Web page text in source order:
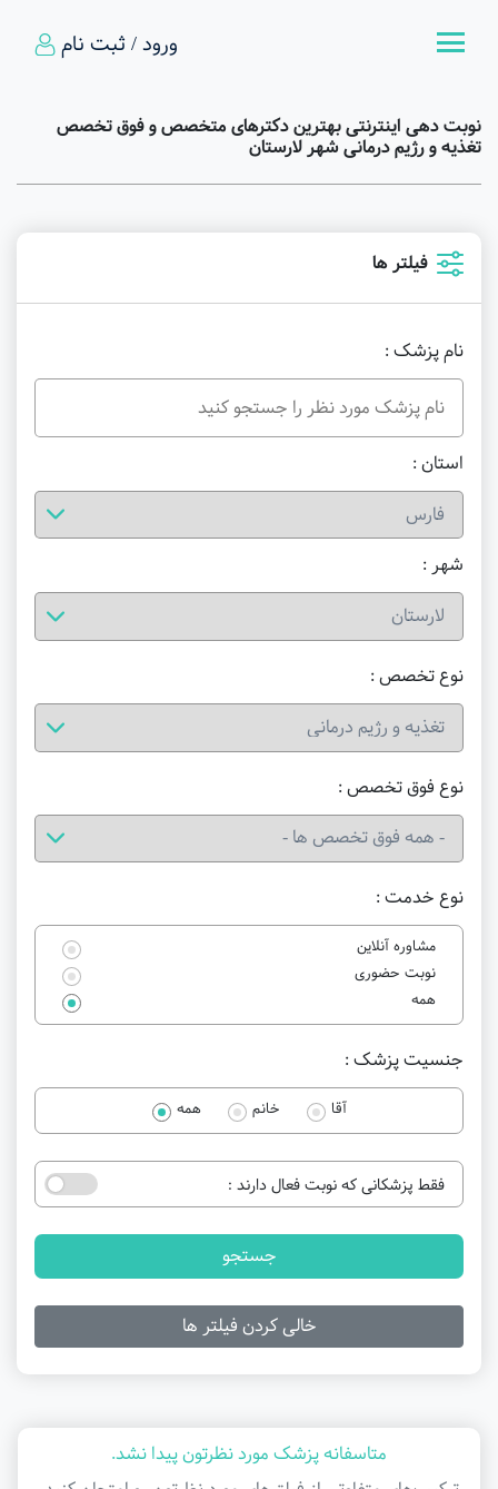
ورود / ثبت نام
نوبت دهی اینترنتی بهترین دکترهای متخصص و فوق تخصص
تغذیه و رژیم درمانی شهر لارستان
فیلتر ها
نام پزشک :
استان :
شهر :
نوع خدمت :
مشاوره آنلاین
نوبت حضوری
همه
نوع تخصص :
نوع فوق تخصص :
جنسیت پزشک :
آقا خانم همه
فقط پزشکانی که نوبت فعال دارند :
جستجو
خالی کردن فیلتر ها
متاسفانه پزشک مورد نظرتون پیدا نشد.